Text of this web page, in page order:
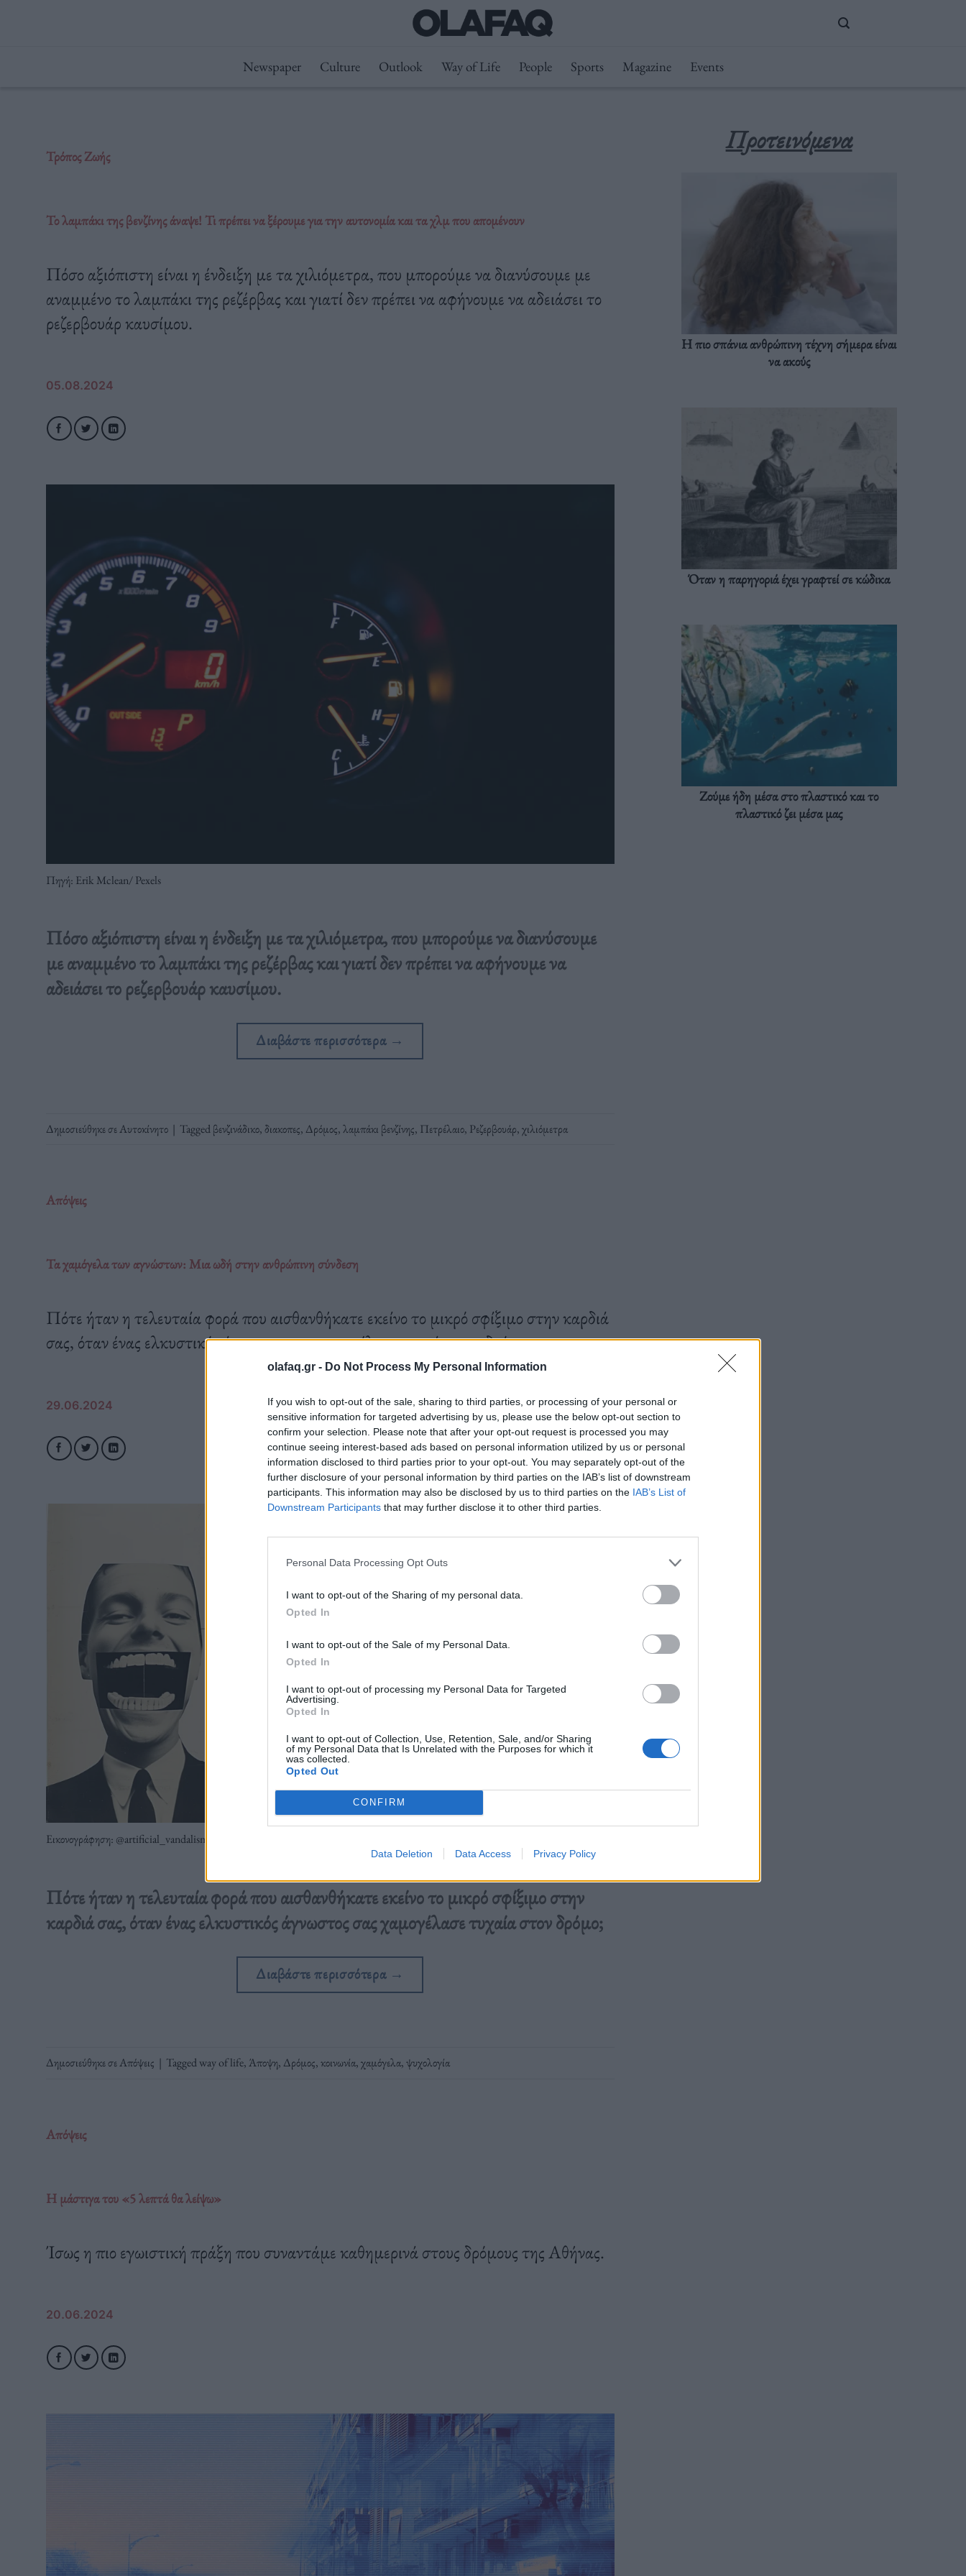
olafaq.gr - Do Not Process My Personal Information
If you wish to opt-out of the sale, sharing to third parties, or processing of your personal or
sensitive information for targeted advertising by us, please use the below opt-out section to
confirm your selection. Please note that after your opt-out request is processed you may
continue seeing interest-based ads based on personal information utilized by us or personal
information disclosed to third parties prior to your opt-out. You may separately opt-out of the
further disclosure of your personal information by third parties on the IAB’s list of downstream
participants. This information may also be disclosed by us to third parties on the IAB’s List of
Downstream Participants that may further disclose it to other third parties.
Personal Data Processing Opt Outs
I want to opt-out of the Sharing of my personal data.
Opted In
I want to opt-out of the Sale of my Personal Data.
Opted In
I want to opt-out of processing my Personal Data for Targeted
Advertising.
Opted In
I want to opt-out of Collection, Use, Retention, Sale, and/or Sharing
of my Personal Data that Is Unrelated with the Purposes for which it
was collected.
Opted Out
CONFIRM
Data Deletion Data Access Privacy Policy
Newspaper Culture Outlook Way of Life People Sports Magazine Events
Τρόπος Ζωής
Το λαμπάκι της βενζίνης άναψε! Τι πρέπει να ξέρουμε για την αυτονομία και τα χλμ που απομένουν
Πόσο αξιόπιστη είναι η ένδειξη με τα χιλιόμετρα, που μπορούμε να διανύσουμε με
αναμμένο το λαμπάκι της ρεζέρβας και γιατί δεν πρέπει να αφήνουμε να αδειάσει το
ρεζερβουάρ καυσίμου.
05.08.2024
Πηγή: Erik Mclean/ Pexels
Πόσο αξιόπιστη είναι η ένδειξη με τα χιλιόμετρα, που μπορούμε να διανύσουμε
με αναμμένο το λαμπάκι της ρεζέρβας και γιατί δεν πρέπει να αφήνουμε να
αδειάσει το ρεζερβουάρ καυσίμου.
Διαβάστε περισσότερα →
Δημοσιεύθηκε σεΑυτοκίνητο | Taggedβενζινάδικο,διακοπες, Δρόμος,λαμπάκι βενζίνης, Πετρέλαιο, Ρεζερβουάρ,χιλιόμετρα
Απόψεις
Τα χαμόγελα των αγνώστων: Μια ωδή στην ανθρώπινη σύνδεση
Πότε ήταν η τελευταία φορά που αισθανθήκατε εκείνο το μικρό σφίξιμο στην καρδιά
σας, όταν ένας ελκυστικός άγνωστος σας χαμογέλασε τυχαία στον δρόμο;
29.06.2024
Εικονογράφηση: @artificial_vandalism / Olafaq
Πότε ήταν η τελευταία φορά που αισθανθήκατε εκείνο το μικρό σφίξιμο στην
καρδιά σας, όταν ένας ελκυστικός άγνωστος σας χαμογέλασε τυχαία στον δρόμο;
Διαβάστε περισσότερα →
Δημοσιεύθηκε σεΑπόψεις | Taggedway of life,Άποψη, Δρόμος,κοινωνία,χαμόγελα,ψυχολογία
Απόψεις
Η μάστιγα του «5 λεπτά θα λείψω»
Ίσως η πιο εγωιστική πράξη που συναντάμε καθημερινά στους δρόμους της Αθήνας.
20.06.2024
Προτεινόμενα
Η πιο σπάνια ανθρώπινη τέχνη σήμερα είναι
να ακούς
Όταν η παρηγοριά έχει γραφτεί σε κώδικα
Ζούμε ήδη μέσα στο πλαστικό και το
πλαστικό ζει μέσα μας